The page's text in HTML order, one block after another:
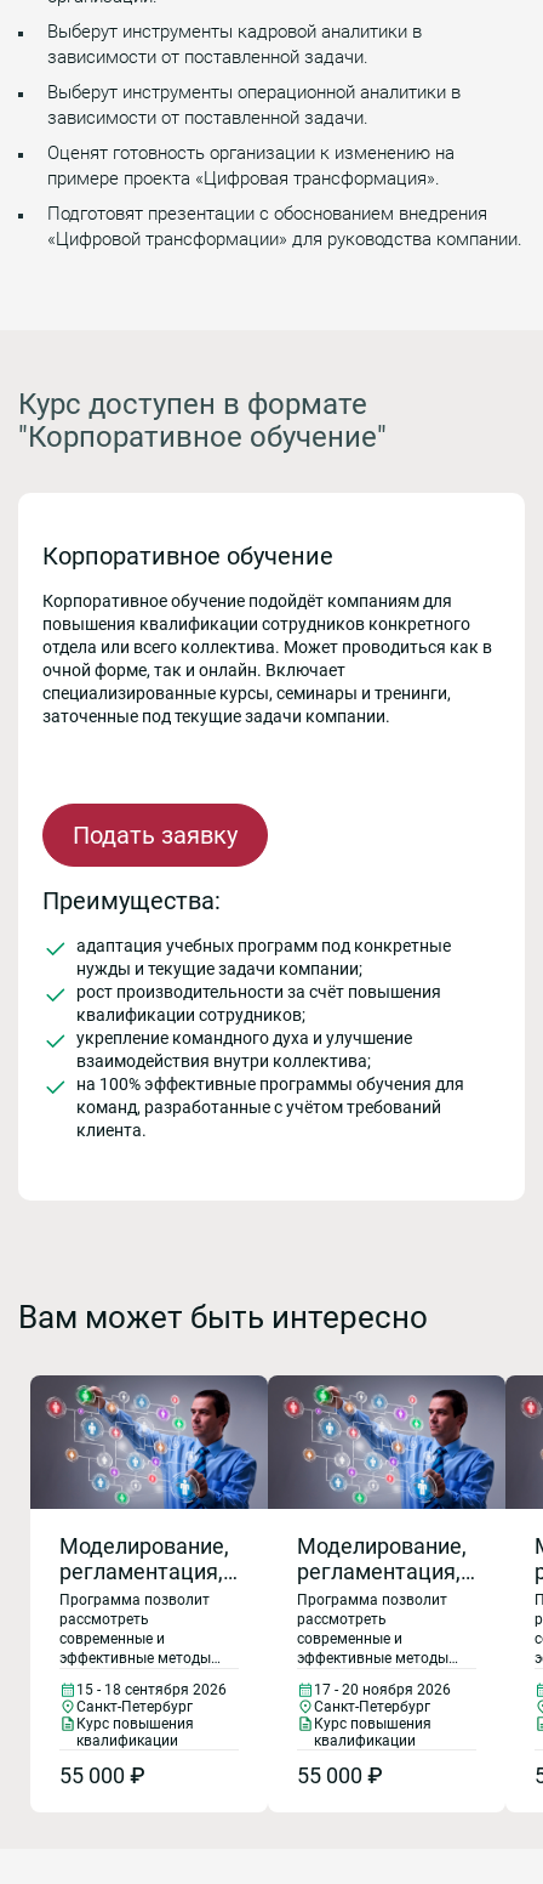
Выберут инструменты кадровой аналитики в
зависимости от поставленной задачи.
Выберут инструменты операционной аналитики в
зависимости от поставленной задачи.
Оценят готовность организации к изменению на
примере проекта «Цифровая трансформация».
Подготовят презентации с обоснованием внедрения
«Цифровой трансформации» для руководства компании.
Курс доступен в формате
"Корпоративное обучение"
Корпоративное обучение
Корпоративное обучение подойдёт компаниям для
повышения квалификации сотрудников конкретного
отдела или всего коллектива. Может проводиться как в
очной форме, так и онлайн. Включает
специализированные курсы, семинары и тренинги,
заточенные под текущие задачи компании.
Подать заявку
Преимущества:
адаптация учебных программ под конкретные
нужды и текущие задачи компании;
рост производительности за счёт повышения
квалификации сотрудников;
укрепление командного духа и улучшение
взаимодействия внутри коллектива;
на 100% эффективные программы обучения для
команд, разработанные с учётом требований
клиента.
Вам может быть интересно
Моделирование,
регламентация,
оптимизация
бизнес-
процессов и
организационной
структуры
предприятия.
Внедрение
процессного
Программа позволит
рассмотреть
современные и
эффективные методы
и оптимизации бизнес-
процессов предприятия.
15 - 18 сентября 2026
Санкт-Петербург
Курс повышения
квалификации
55 000 ₽
Моделирование,
регламентация,
оптимизация
бизнес-
процессов и
организационной
структуры
предприятия.
Внедрение
процессного
Программа позволит
рассмотреть
современные и
эффективные методы
и оптимизации бизнес-
процессов предприятия.
17 - 20 ноября 2026
Санкт-Петербург
Курс повышения
квалификации
55 000 ₽